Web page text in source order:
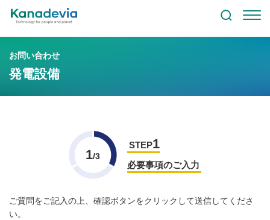
お問い合わせ
発電設備
1/3
STEP1
必要事項のご入力
ご質問をご記入の上、確認ボタンをクリックして送信してくださ
い。